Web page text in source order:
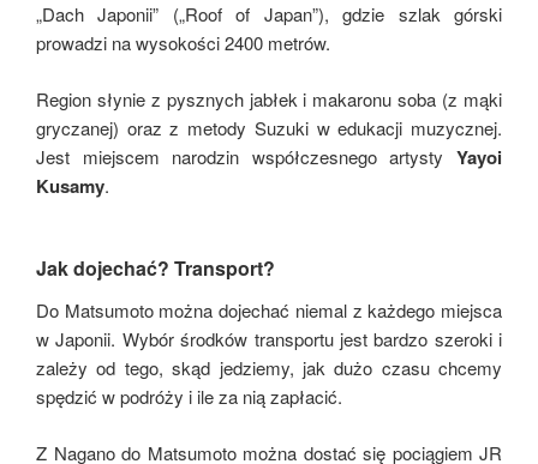
„Dach Japonii” („Roof of Japan”), gdzie szlak górski
prowadzi na wysokości 2400 metrów.
Region słynie z pysznych jabłek i makaronu soba (z mąki
gryczanej) oraz z metody Suzuki w edukacji muzycznej.
Jest miejscem narodzin współczesnego artysty Yayoi
Kusamy.
Jak dojechać? Transport?
Do Matsumoto można dojechać niemal z każdego miejsca
w Japonii. Wybór środków transportu jest bardzo szeroki i
zależy od tego, skąd jedziemy, jak dużo czasu chcemy
spędzić w podróży i ile za nią zapłacić.
Z Nagano do Matsumoto można dostać się pociągiem JR